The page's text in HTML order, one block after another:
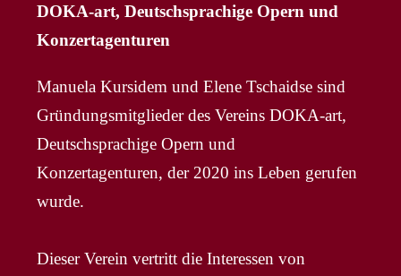
DOKA-art, Deutschsprachige Opern und
Konzertagenturen
Manuela Kursidem und Elene Tschaidse sind
Gründungsmitglieder des Vereins DOKA-art,
Deutschsprachige Opern und
Konzertagenturen, der 2020 ins Leben gerufen
wurde.
Dieser Verein vertritt die Interessen von